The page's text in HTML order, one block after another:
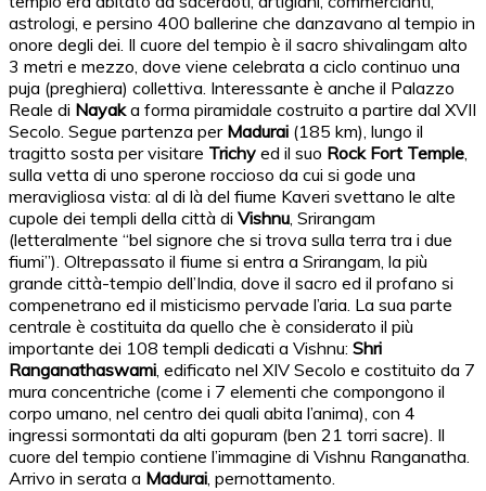
astrologi, e persino 400 ballerine che danzavano al tempio in
onore degli dei. Il cuore del tempio è il sacro shivalingam alto
3 metri e mezzo, dove viene celebrata a ciclo continuo una
puja (preghiera) collettiva. Interessante è anche il Palazzo
Reale di Nayaka forma piramidale costruito a partire dal XVII
Secolo. Segue partenza per Madurai (185 km), lungo il
tragitto sosta per visitare Trichy ed il suo Rock Fort Temple,
sulla vetta di uno sperone roccioso da cui si gode una
meravigliosa vista: al di là del fiume Kaveri svettano le alte
cupole dei templi della città di Vishnu, Srirangam
(letteralmente “bel signore che si trova sulla terra tra i due
fiumi”). Oltrepassato il fiume si entra a Srirangam, la più
grande città-tempio dell’India, dove il sacro ed il profano si
compenetrano ed il misticismo pervade l’aria. La sua parte
centrale è costituita da quello che è considerato il più
importante dei 108 templi dedicati a Vishnu: Shri
Ranganathaswami, edificato nel XIV Secolo e costituito da 7
mura concentriche (come i 7 elementi che compongono il
corpo umano, nel centro dei quali abita l’anima), con 4
ingressi sormontati da alti gopuram (ben 21 torri sacre). Il
cuore del tempio contiene l’immagine di Vishnu Ranganatha.
Arrivo in serata a Madurai, pernottamento.